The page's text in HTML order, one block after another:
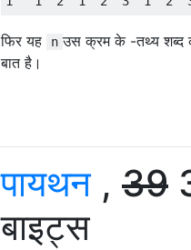
फिर यह n उस क्रम के -तथ्य शब्द
बात है।
पायथन, 39
बाइट्स